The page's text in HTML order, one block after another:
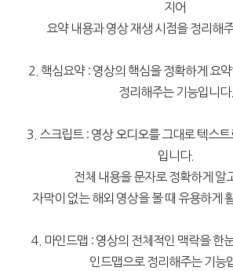
지어
요약 내용과 영상 재생 시점을 정리해
2. 핵심요약 : 영상의 핵심을 정확하게 요
정리해주는 기능입니다.
3. 스크립트 : 영상 오디오를 그대로 텍스
입니다.
전체 내용을 문자로 정확하게 알
자막이 없는 해외 영상을 볼 때 유용하게
4. 마인드맵 : 영상의 전체적인 맥락을 한
인드맵으로 정리해주는 기능